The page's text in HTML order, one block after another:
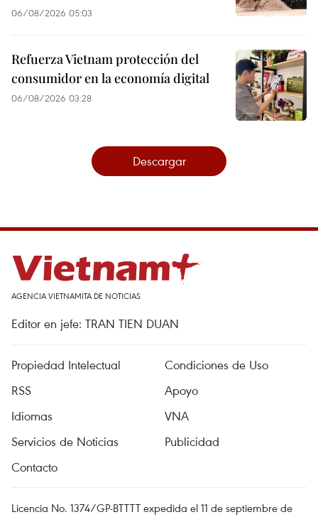
06/08/2026 05:03
Refuerza Vietnam protección del
consumidor en la economía digital
06/08/2026 03:28
Descargar
AGENCIA VIETNAMITA DE NOTICIAS
Editor en jefe: TRAN TIEN DUAN
Propiedad Intelectual
Condiciones de Uso
RSS
Apoyo
Idiomas
VNA
Servicios de Noticias
Publicidad
Contacto
Licencia No. 1374/GP-BTTTT expedida el 11 de septiembre de